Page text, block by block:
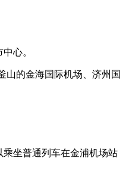
心。
的金海国际机场、济州国
坐普通列车在金浦机场站